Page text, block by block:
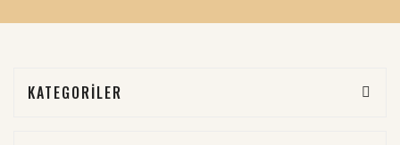
KATEGORİLER